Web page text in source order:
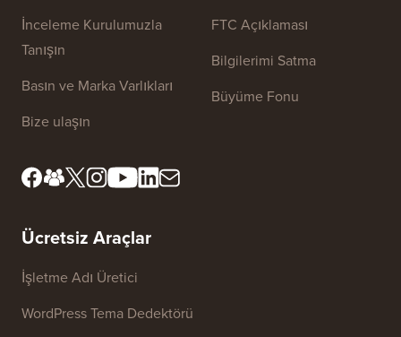
İnceleme Kurulumuzla
Tanışın
Basın ve Marka Varlıkları
Bize ulaşın
FTC Açıklaması
Bilgilerimi Satma
Büyüme Fonu
Ücretsiz Araçlar
İşletme Adı Üretici
WordPress Tema Dedektörü